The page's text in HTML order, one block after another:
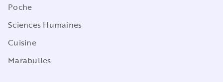
Poche
Sciences Humaines
Cuisine
Marabulles